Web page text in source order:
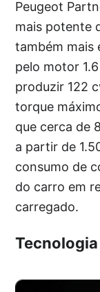
Peugeot
mais potente
também mais
pelo motor
produzir 122
torque
que cerca de
a partir de
consumo de
do carro em
carregado.